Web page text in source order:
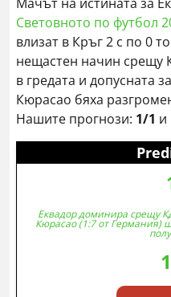
Световното по футбол
влизат в Кръг 2 с по 0
нещастен начин срещу
в гредата и допусната
Кюрасао бяха
Нашите прогнози: 1/1 и
Еквадор доминира срещу
Кюрасао (1:7 от Германия)